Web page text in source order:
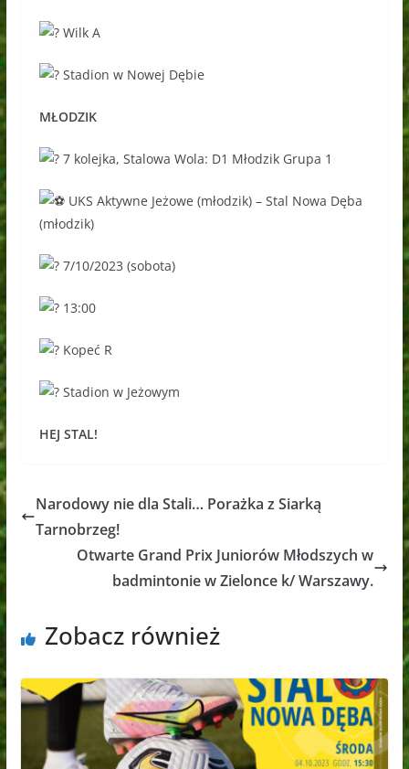
Wilk A
Stadion w Nowej Dębie
MŁODZIK
7 kolejka, Stalowa Wola: D1 Młodzik Grupa 1
UKS Aktywne Jeżowe (młodzik) – Stal Nowa Dęba
(młodzik)
7/10/2023 (sobota)
13:00
Kopeć R
Stadion w Jeżowym
HEJ STAL!
Narodowy nie dla Stali… Porażka z Siarką
Tarnobrzeg!
Otwarte Grand Prix Juniorów Młodszych w
badmintonie w Zielonce k/ Warszawy.
Zobacz również